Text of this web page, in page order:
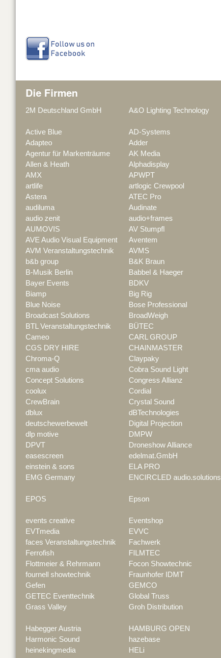
Die Firmen
2M Deutschland GmbH A&O Lighting Technology
Active Blue
AD-Systems
Adapteo
Adder
Agentur für Markenträume
AK Media
Allen & Heath
Alphadisplay
AMX
APWPT
artlife
artlogic Crewpool
Astera
ATEC Pro
audiluma
Audinate
audio zenit
audio+frames
AUMOVIS
AV Stumpfl
AVE Audio Visual Equipment
Aventem
AVM Veranstaltungstechnik
AVMS
b&b group
B&K Braun
B-Musik Berlin
Babbel & Haeger
Bayer Events
BDKV
Biamp
Big Rig
Blue Noise
Bose Professional
Broadcast Solutions
BroadWeigh
BTL Veranstaltungstechnik
BÜTEC
Cameo
CARL GROUP
CGS DRY HIRE
CHAINMASTER
Chroma-Q
Claypaky
cma audio
Cobra Sound Light
Concept Solutions
Congress Allianz
coolux
Cordial
CrewBrain
Crystal Sound
dblux
dBTechnologies
deutschewerbewelt
Digital Projection
dlp motive
DMPW
DPVT
Droneshow Alliance
easescreen
edelmat.GmbH
einstein & sons
ELA PRO
EMG Germany
ENCIRCLED audio.solutions
EPOS
Epson
events creative
Eventshop
EVTmedia
EVVC
faces Veranstaltungstechnik
Fachwerk
Ferrofish
FILMTEC
Flottmeier & Rehrmann
Focon Showtechnic
fournell showtechnik
Fraunhofer IDMT
Gefen
GEMCO
GETEC Eventtechnik
Global Truss
Grass Valley
Groh Distribution
Habegger Austria
HAMBURG OPEN
Harmonic Sound
hazebase
heinekingmedia
HELi